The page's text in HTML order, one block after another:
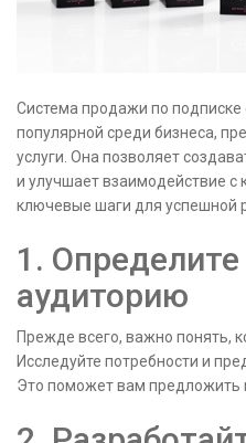
Система продажи по подписке
популярной среди бизнеса,
услуги. Она позволяет
и улучшает взаимодействие
ключевые шаги для успешной
1.
аудиторию
Прежде всего, важно понять,
Исследуйте потребности и
Это поможет вам предложить